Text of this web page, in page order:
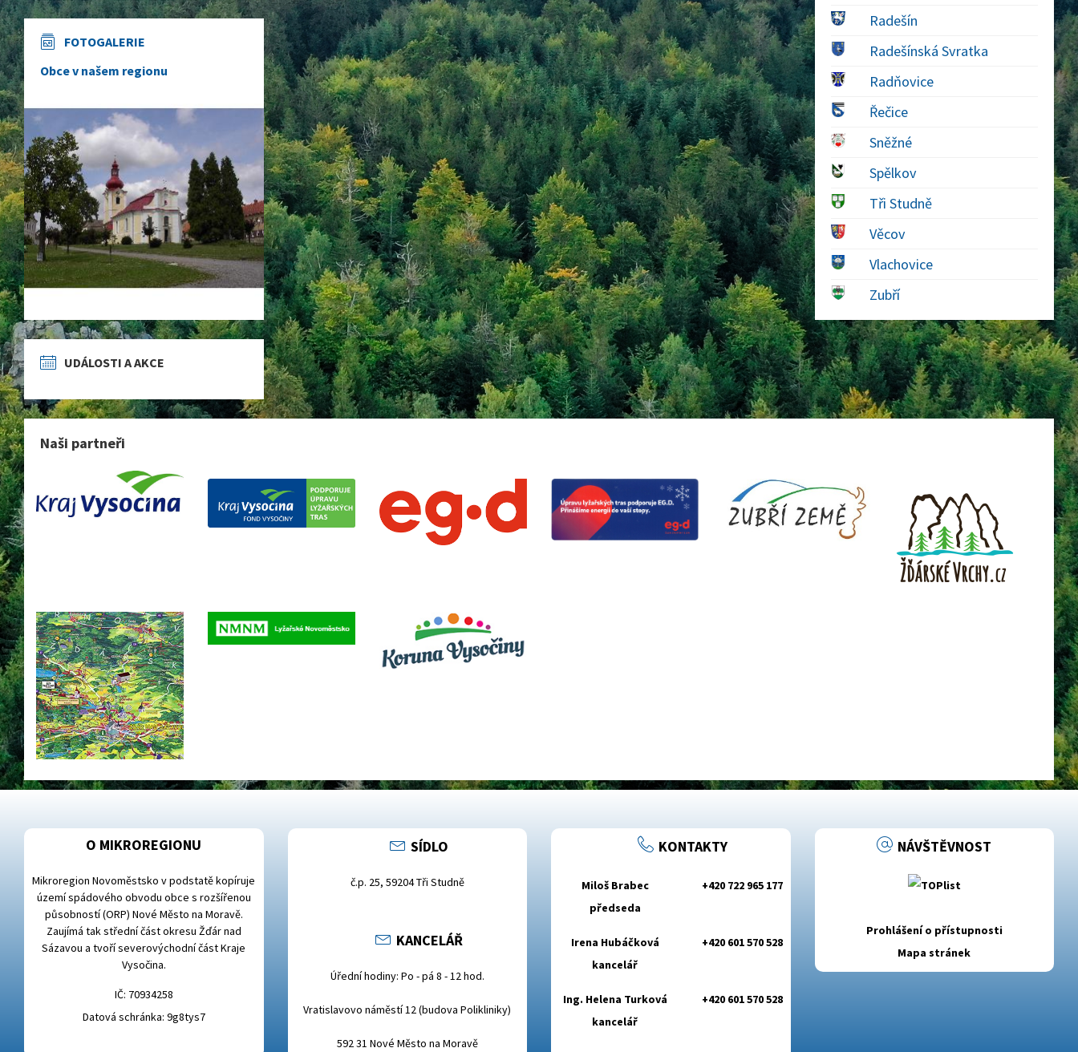
FOTOGALERIE
Obce v našem regionu
UDÁLOSTI A AKCE
Radešín
Radešínská Svratka
Radňovice
Řečice
Sněžné
Spělkov
Tři Studně
Věcov
Vlachovice
Zubří
Naši partneři
O MIKROREGIONU
Mikroregion Novoměstsko v podstatě kopíruje
území spádového obvodu obce s rozšířenou
působností (ORP) Nové Město na Moravě.
Zaujímá tak střední část okresu Žďár nad
Sázavou a tvoří severovýchodní část Kraje
Vysočina.
IČ: 70934258
Datová schránka: 9g8tys7
SÍDLO
č.p. 25, 59204 Tři Studně
KANCELÁŘ
Úřední hodiny: Po - pá 8 - 12 hod.
Vratislavovo náměstí 12 (budova Polikliniky)
592 31 Nové Město na Moravě
KONTAKTY
Miloš Brabec
předseda
+420 722 965 177
Irena Hubáčková
kancelář
+420 601 570 528
Ing. Helena Turková
kancelář
+420 601 570 528
NÁVŠTĚVNOST
Prohlášení o přístupnosti
Mapa stránek